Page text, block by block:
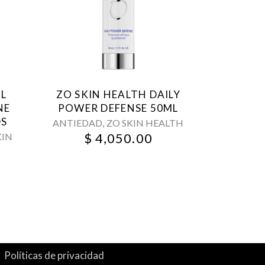
ZO SKIN HEALTH DAILY
POWER DEFENSE 50ML
ANTIEDAD, ZO SKIN HEALTH
$ 4,050.00
Políticas de privacidad